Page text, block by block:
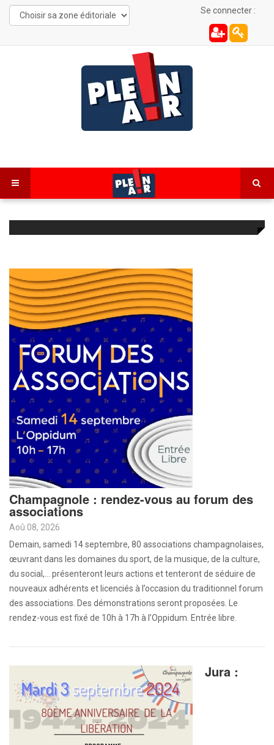
Se connecter :
Champagnole : rendez-vous au forum des
associations
Aoû 08, 2026
Demain, samedi 14 septembre, 80 associations champagnolaises,
œuvrant dans les domaines du sport, de la musique, de la culture,
du social,… présenteront leurs actions et tenteront de séduire de
nouveaux adhérents et licenciés à l’occasion du traditionnel forum
des associations. Des démonstrations seront proposées. Le
rendez-vous est fixé de 10h à 17h à l’Oppidum. Entrée libre.
Jura :